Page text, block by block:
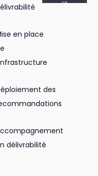
en place
des
délivrabilité